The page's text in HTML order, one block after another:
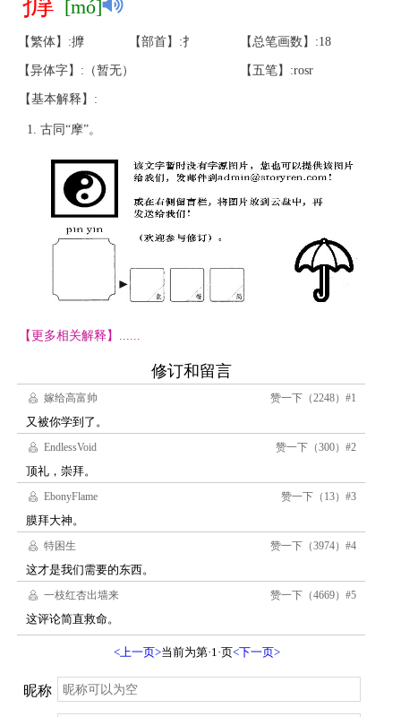
[mó]
【繁体】:擵 【部首】:扌 【总笔画数】:18
【异体字】:（暂无） 【五笔】:rosr
【基本解释】:
古同“摩”。
【更多相关解释】......